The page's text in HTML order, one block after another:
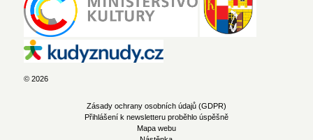
© 2026
Zásady ochrany osobních údajů (GDPR)
Přihlášení k newsletteru proběhlo úspěšně
Mapa webu